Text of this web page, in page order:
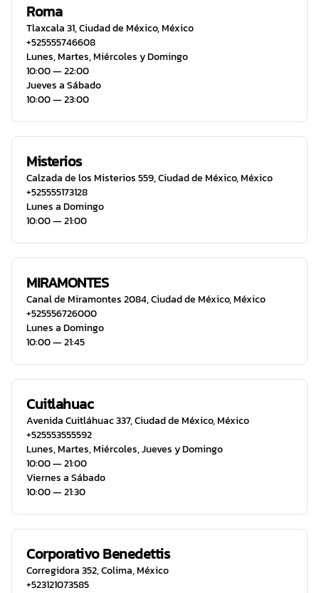
Roma
Tlaxcala 31,Ciudad de México,México
+525555746608
Lunes, Martes, Miércoles y Domingo
10:00 ― 22:00
Jueves a Sábado
10:00 ― 23:00
Misterios
Calzada de los Misterios 559,Ciudad de México,México
+525555173128
Lunes a Domingo
10:00 ― 21:00
MIRAMONTES
Canal de Miramontes 2084,Ciudad de México,México
+525556726000
Lunes a Domingo
10:00 ― 21:45
Cuitlahuac
Avenida Cuitláhuac 337,Ciudad de México,México
+525553555592
Lunes, Martes, Miércoles, Jueves y Domingo
10:00 ― 21:00
Viernes a Sábado
10:00 ― 21:30
Corporativo Benedettis
Corregidora 352,Colima,México
+523121073585